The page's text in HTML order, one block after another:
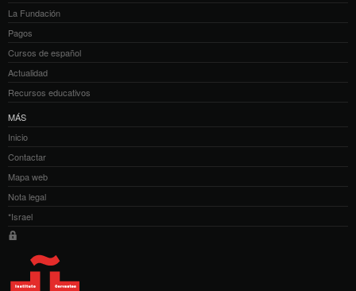
La Fundación
Pagos
Cursos de español
Actualidad
Recursos educativos
MÁS
Inicio
Contactar
Mapa web
Nota legal
*Israel